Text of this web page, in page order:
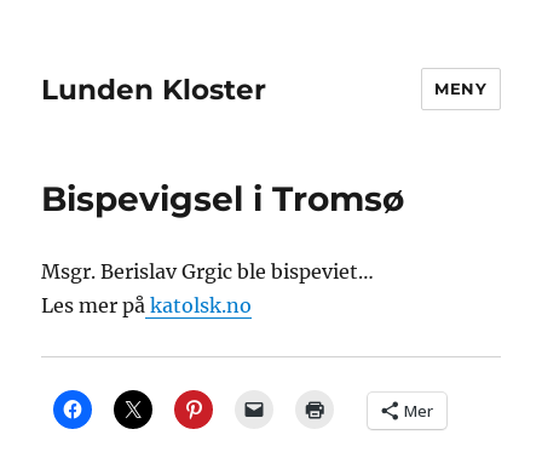
Lunden Kloster MENY
Bispevigsel i Tromsø
Msgr. Berislav Grgic ble bispeviet…
Les mer på katolsk.no
Mer